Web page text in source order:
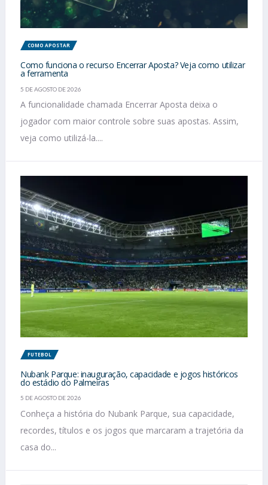
COMO APOSTAR
Como funciona o recurso Encerrar Aposta? Veja como utilizar
a ferramenta
5 DE AGOSTO DE 2026
A funcionalidade chamada Encerrar Aposta deixa o
jogador com maior controle sobre suas apostas. Assim,
veja como utilizá-la....
FUTEBOL
Nubank Parque: inauguração, capacidade e jogos históricos
do estádio do Palmeiras
5 DE AGOSTO DE 2026
Conheça a história do Nubank Parque, sua capacidade,
recordes, títulos e os jogos que marcaram a trajetória da
casa do...